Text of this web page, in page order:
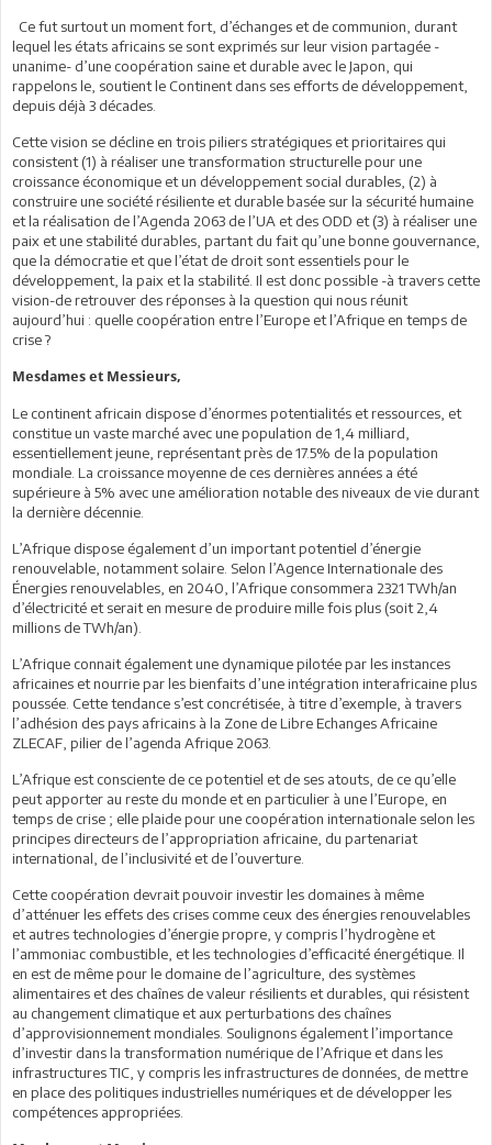
Ce fut surtout un moment fort, d’échanges et de communion, durant
lequel les états africains se sont exprimés sur leur vision partagée -
unanime- d’une coopération saine et durable avec le Japon, qui
rappelons le, soutient le Continent dans ses efforts de développement,
depuis déjà 3 décades.
Cette vision se décline en trois piliers stratégiques et prioritaires qui
consistent (1) à réaliser une transformation structurelle pour une
croissance économique et un développement social durables, (2) à
construire une société résiliente et durable basée sur la sécurité humaine
et la réalisation de l’Agenda 2063 de l’UA et des ODD et (3) à réaliser une
paix et une stabilité durables, partant du fait qu’une bonne gouvernance,
que la démocratie et que l’état de droit sont essentiels pour le
développement, la paix et la stabilité. Il est donc possible -à travers cette
vision-de retrouver des réponses à la question qui nous réunit
aujourd’hui : quelle coopération entre l’Europe et l’Afrique en temps de
crise ?
Mesdames et Messieurs,
Le continent africain dispose d’énormes potentialités et ressources, et
constitue un vaste marché avec une population de 1,4 milliard,
essentiellement jeune, représentant près de 17.5% de la population
mondiale. La croissance moyenne de ces dernières années a été
supérieure à 5% avec une amélioration notable des niveaux de vie durant
la dernière décennie.
L’Afrique dispose également d’un important potentiel d’énergie
renouvelable, notamment solaire. Selon l’Agence Internationale des
Énergies renouvelables, en 2040, l’Afrique consommera 2321 TWh/an
d’électricité et serait en mesure de produire mille fois plus (soit 2,4
millions de TWh/an).
L’Afrique connait également une dynamique pilotée par les instances
africaines et nourrie par les bienfaits d’une intégration interafricaine plus
poussée. Cette tendance s’est concrétisée, à titre d’exemple, à travers
l’adhésion des pays africains à la Zone de Libre Echanges Africaine
ZLECAF, pilier de l’agenda Afrique 2063.
L’Afrique est consciente de ce potentiel et de ses atouts, de ce qu’elle
peut apporter au reste du monde et en particulier à une l’Europe, en
temps de crise ; elle plaide pour une coopération internationale selon les
principes directeurs de l’appropriation africaine, du partenariat
international, de l’inclusivité et de l’ouverture.
Cette coopération devrait pouvoir investir les domaines à même
d’atténuer les effets des crises comme ceux des énergies renouvelables
et autres technologies d’énergie propre, y compris l’hydrogène et
l’ammoniac combustible, et les technologies d’efficacité énergétique. Il
en est de même pour le domaine de l’agriculture, des systèmes
alimentaires et des chaînes de valeur résilients et durables, qui résistent
au changement climatique et aux perturbations des chaînes
d’approvisionnement mondiales. Soulignons également l’importance
d’investir dans la transformation numérique de l’Afrique et dans les
infrastructures TIC, y compris les infrastructures de données, de mettre
en place des politiques industrielles numériques et de développer les
compétences appropriées.